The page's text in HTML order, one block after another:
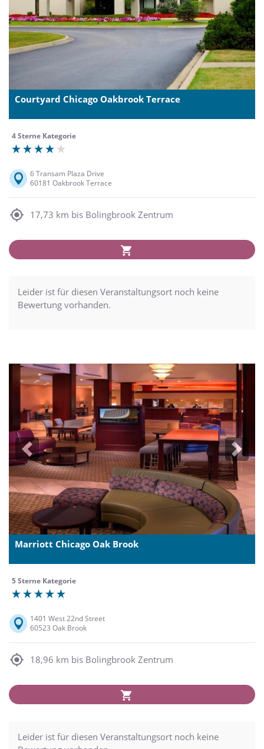
Courtyard Chicago Oakbrook Terrace
4 Sterne Kategorie
6 Transam Plaza Drive
60181 Oakbrook Terrace
17,73 km bis Bolingbrook Zentrum
Leider ist für diesen Veranstaltungsort noch keine
Bewertung vorhanden.
Previous Next
Marriott Chicago Oak Brook
5 Sterne Kategorie
1401 West 22nd Street
60523 Oak Brook
18,96 km bis Bolingbrook Zentrum
Leider ist für diesen Veranstaltungsort noch keine